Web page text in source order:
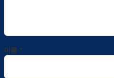
이름 *